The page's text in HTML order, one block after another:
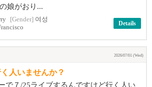
娘がおり...
[Gender] 여성
Details
2026/07/01 (Wed)
人いませんか？
で７/25ライブするんですけど行く人い